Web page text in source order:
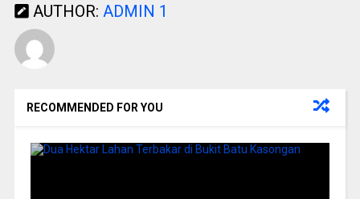
AUTHOR: ADMIN 1
RECOMMENDED FOR YOU